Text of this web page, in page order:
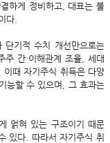
하게 정비하고, 대표는 불
다.
단기적 수치 개선만으로는
주 간 이해관계 조율, 세대
때 자기주식 취득은 다양
능할 수 있으며, 그 효과는
얽혀 있는 구조이기 때문
있다. 따라서 자기주식 취